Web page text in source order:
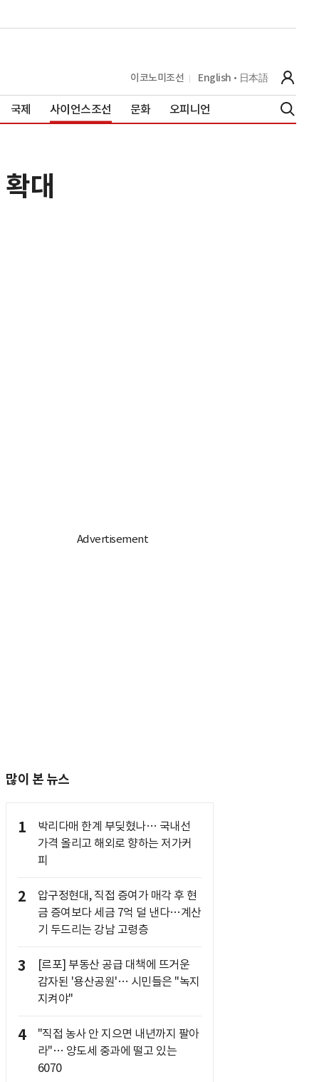
이코노미조선 English 日本語
국제 사이언스조선 문화 오피니언
대
많이 본 뉴스
1
박리다매 한계 부딪혔나… 국내선
가격 올리고 해외로 향하는 저가커
피
2
압구정현대, 직접 증여가 매각 후 현
금 증여보다 세금 7억 덜 낸다…계산
기 두드리는 강남 고령층
3
[르포] 부동산 공급 대책에 뜨거운
감자된 '용산공원'… 시민들은 "녹지
지켜야"
4
"직접 농사 안 지으면 내년까지 팔아
라"… 양도세 중과에 떨고 있는
6070